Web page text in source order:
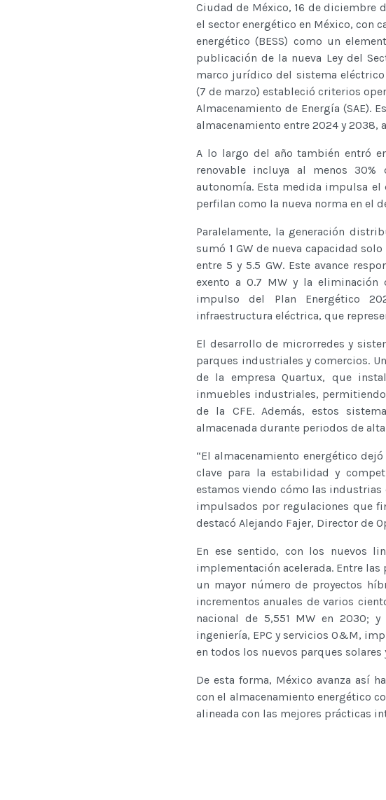
Ciudad de México, 16 de diciembre
el sector energético en México, con
energético (BESS) como un
publicación de la nueva Ley del
marco jurídico del sistema eléctrico
(7 de marzo) estableció criterios
Almacenamiento de Energía (SAE).
almacenamiento entre 2024 y
A lo largo del año también entró
renovable incluya al menos
autonomía. Esta medida impulsa
perfilan como la nueva norma en el
Paralelamente, la generación
sumó 1 GW de nueva capacidad
entre 5 y 5.5 GW. Este avance
exento a 0.7 MW y la
impulso del Plan Energético
infraestructura eléctrica, que
El desarrollo de microrredes y
parques industriales y comercios.
de la empresa Quartux, que
inmuebles industriales,
de la CFE. Además, estos
almacenada durante periodos de
“El almacenamiento energético
clave para la estabilidad y
estamos viendo cómo las
impulsados por regulaciones que
destacó Alejando Fajer, Director de
En ese sentido, con los nuevos
implementación acelerada. Entre
un mayor número de proyectos
incrementos anuales de varios
nacional de 5,551 MW en 2030;
ingeniería, EPC y servicios O&M,
en todos los nuevos parques solares
De esta forma, México avanza así
con el almacenamiento energético
alineada con las mejores prácticas